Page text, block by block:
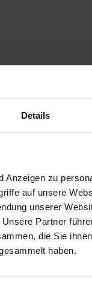
Details
Anzeigen zu
auf unsere
unserer
Partner
die Sie
haben.
Fahrradhelm,
während der
Leicht,
Sport oder